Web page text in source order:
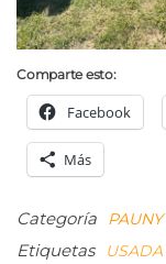
Comparte esto:
Facebook
Más
Categoría PAUNY
Etiquetas USADA